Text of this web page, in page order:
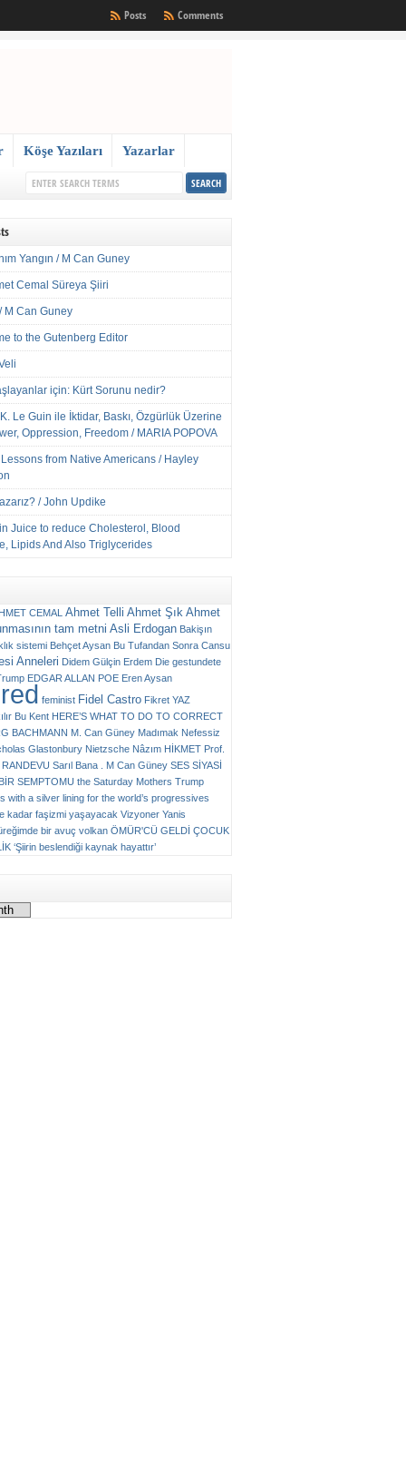
Comments
Posts
Köşe Yazıları Yazarlar
Yangın / M Can Guney
Cemal Süreya Şiiri
M Can Guney
to the Gutenberg Editor
için: Kürt Sorunu nedir?
Le Guin ile İktidar, Baskı, Özgürlük Üzerine
Oppression, Freedom / MARIA POPOVA
from Native Americans / Hayley
/ John Updike
Juice to reduce Cholesterol, Blood
Lipids And Also Triglycerides
CEMAL Ahmet Telli Ahmet Şık Ahmet
tam metni Asli Erdogan Bakişın
sistemi Behçet Aysan Bu Tufandan Sonra Cansu
Anneleri Didem Gülçin Erdem Die gestundete
EDGAR ALLAN POE Eren Aysan
feminist Fidel Castro Fikret YAZ
Bu Kent HERE’S WHAT TO DO TO CORRECT
BACHMANN M. Can Güney Madımak Nefessiz
Glastonbury Nietzsche Nâzım HİKMET Prof.
RANDEVU Sarıl Bana . M Can Güney SES SİYASİ
SEMPTOMU the Saturday Mothers Trump
with a silver lining for the world’s progressives
kadar faşizmi yaşayacak Vizyoner Yanis
bir avuç volkan ÖMÜR'CÜ GELDİ ÇOCUK
‘Şiirin beslendiği kaynak hayattır’